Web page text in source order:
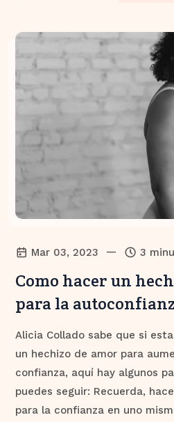
Mar 03, 2023 — 3
Como hacer un
para la
Alicia Collado sabe que si
un hechizo de amor para
confianza, aquí hay algunos
puedes seguir: Recuerda,
para la confianza en uno